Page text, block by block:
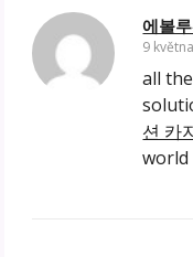
에볼
9
all
션 카
world